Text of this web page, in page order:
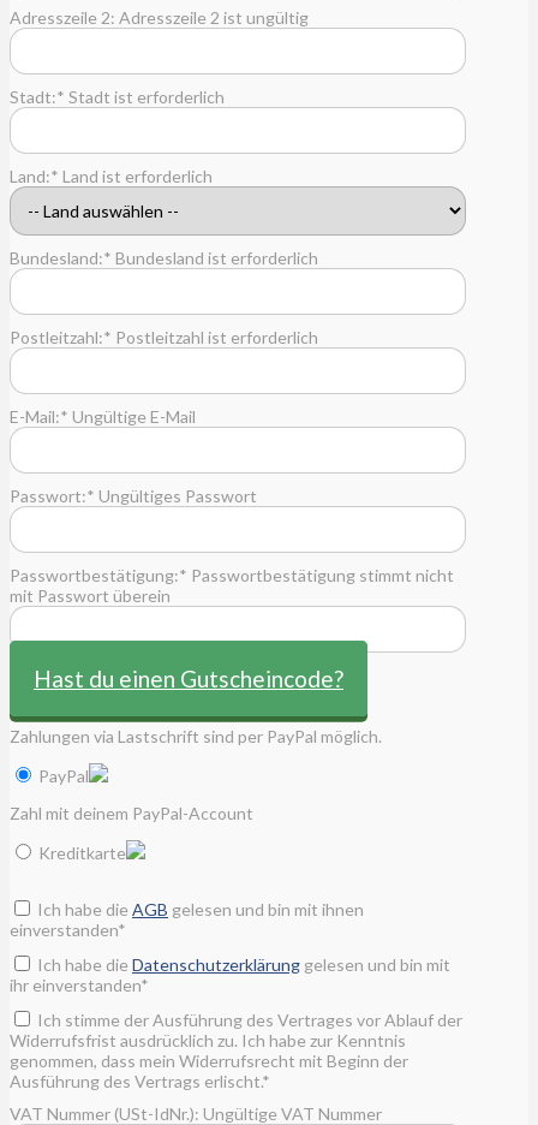
Adresszeile 2: Adresszeile 2 ist ungültig
Stadt:* Stadt ist erforderlich
Land:* Land ist erforderlich
Bundesland:* Bundesland ist erforderlich
Postleitzahl:* Postleitzahl ist erforderlich
E-Mail:* Ungültige E-Mail
Passwort:* Ungültiges Passwort
Passwortbestätigung:* Passwortbestätigung stimmt nicht
mit Passwort überein
Hast du einen Gutscheincode?
Zahlungen via Lastschrift sind per PayPal möglich.
PayPal
Zahl mit deinem PayPal-Account
Kreditkarte
Ich habe die AGB gelesen und bin mit ihnen
einverstanden*
Ich habe die Datenschutzerklärung gelesen und bin mit
ihr einverstanden*
Ich stimme der Ausführung des Vertrages vor Ablauf der
Widerrufsfrist ausdrücklich zu. Ich habe zur Kenntnis
genommen, dass mein Widerrufsrecht mit Beginn der
Ausführung des Vertrags erlischt.*
VAT Nummer (USt-IdNr.): Ungültige VAT Nummer